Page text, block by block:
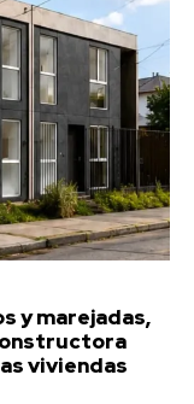
y marejadas,
viviendas